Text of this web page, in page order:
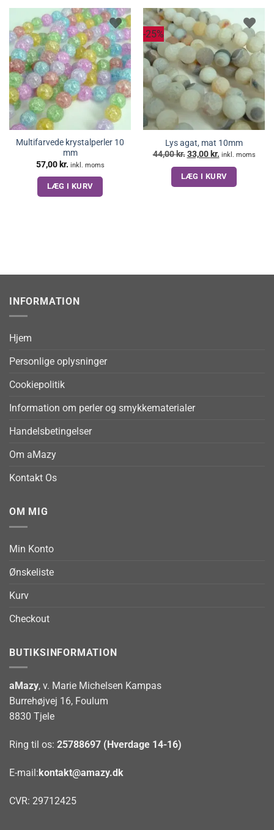
Multifarvede krystalperler 10
mm
57,00 kr. inkl. moms
LÆG I KURV
-25%
Lys agat, mat 10mm
44,00kr. Den
oprindelige
pris
var:
44,00 kr..
33,00 kr.Den
aktuelle
pris
er:
33,00 kr..
inkl. moms
LÆG I KURV
INFORMATION
Hjem
Personlige oplysninger
Cookiepolitik
Information om perler og smykkematerialer
Handelsbetingelser
Om aMazy
Kontakt Os
OM MIG
Min Konto
Ønskeliste
Kurv
Checkout
BUTIKSINFORMATION
aMazy, v. Marie Michelsen Kampas
Burrehøjvej 16, Foulum
8830 Tjele
Ring til os: 25788697 (Hverdage 14-16)
E-mail:kontakt@amazy.dk
CVR: 29712425